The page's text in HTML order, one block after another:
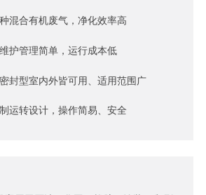
混合有机废气，净化效率高
护管理简单，运行成本低
封型室内外皆可用、适用范围广
运转设计，操作简易、安全